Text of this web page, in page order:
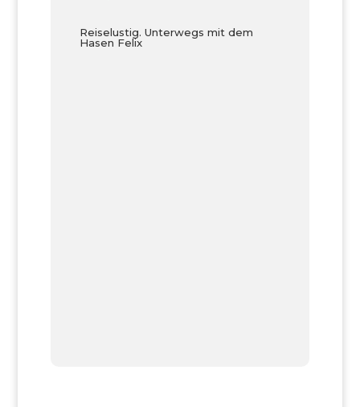
Reiselustig. Unterwegs mit dem
Hasen Felix